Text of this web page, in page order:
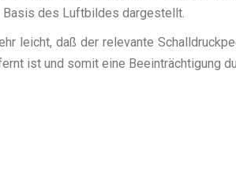
Basis des Luftbildes dargestellt.
leicht, daß der relevante
ist und somit eine Beeinträchtigung